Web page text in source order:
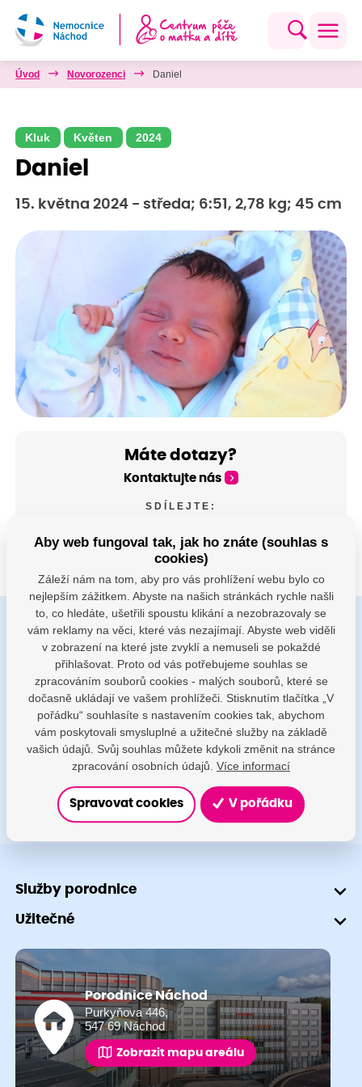
Úvod Novorozenci Daniel
Kluk Květen 2024
Daniel
15. května 2024 - středa; 6:51, 2,78 kg; 45 cm
Máte dotazy?
Kontaktujte nás
SDÍLEJTE:
Buďte s námi v kontaktu
Jsme k dispozici pokud potřebujete pomoci
porodnice@nemocnicenachod.cz
+420 491 601 745
Služby porodnice
Užitečné
Porodnice Náchod
Purkyňova 446,
547 69 Náchod
Zobrazit mapu areálu
Aby web fungoval tak, jak ho znáte (souhlas s
cookies)
Záleží nám na tom, aby pro vás prohlížení webu bylo co
nejlepším zážitkem. Abyste na našich stránkách rychle našli
to, co hledáte, ušetřili spoustu klikání a nezobrazovaly se
vám reklamy na věci, které vás nezajímají. Abyste web viděli
v zobrazení na které jste zvyklí a nemuseli se pokaždé
přihlašovat. Proto od vás potřebujeme souhlas se
zpracováním souborů cookies - malých souborů, které se
dočasně ukládají ve vašem prohlížeči. Stisknutím tlačítka „V
pořádku“ souhlasíte s nastavením cookies tak, abychom
vám poskytovali smysluplné a užitečné služby na základě
vašich údajů. Svůj souhlas můžete kdykoli změnit na stránce
zpracování osobních údajů. Více informací
Spravovat cookies V pořádku